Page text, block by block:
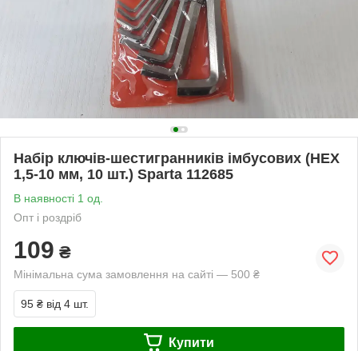
Набір ключів-шестигранників імбусових (HEX
1,5-10 мм, 10 шт.) Sparta 112685
В наявності 1 од.
Опт і роздріб
109 ₴
Мінімальна сума замовлення на сайті — 500 ₴
95 ₴ від 4 шт.
Купити